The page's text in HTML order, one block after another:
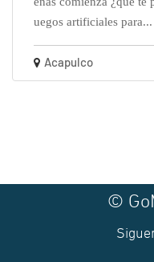
uegos artificiales para...
Acapulco
©